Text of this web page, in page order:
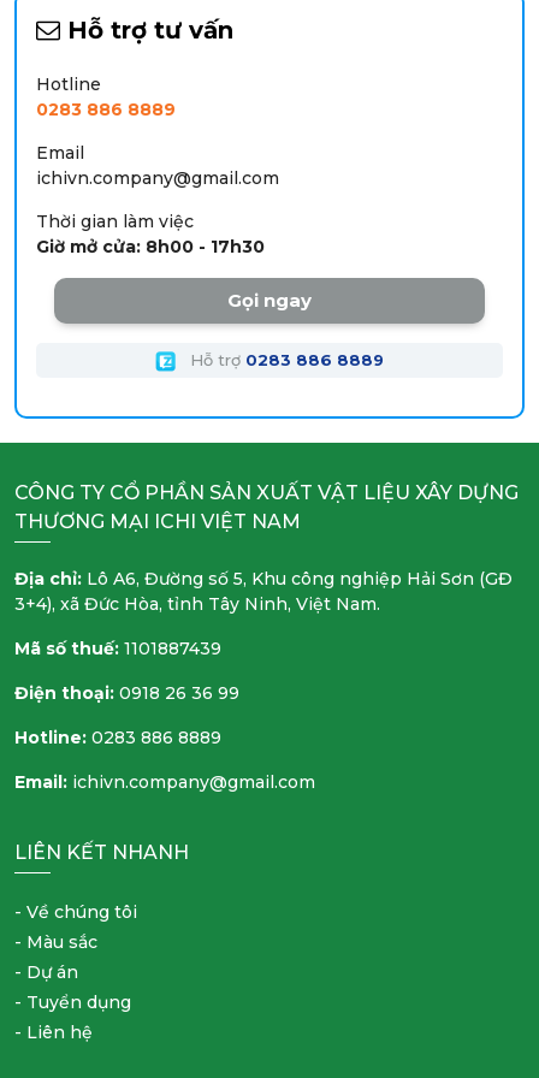
Hỗ trợ tư vấn
Hotline
0283 886 8889
Email
ichivn.company@gmail.com
Thời gian làm việc
Giờ mở cửa: 8h00 - 17h30
Gọi ngay
Hỗ trợ 0283 886 8889
CÔNG TY CỔ PHẦN SẢN XUẤT VẬT LIỆU XÂY DỰNG
THƯƠNG MẠI ICHI VIỆT NAM
Địa chỉ: Lô A6, Đường số 5, Khu công nghiệp Hải Sơn (GĐ
3+4), xã Đức Hòa, tỉnh Tây Ninh, Việt Nam.
Mã số thuế: 1101887439
Điện thoại: 0918 26 36 99
Hotline: 0283 886 8889
Email: ichivn.company@gmail.com
LIÊN KẾT NHANH
- Về chúng tôi
- Màu sắc
- Dự án
- Tuyển dụng
- Liên hệ